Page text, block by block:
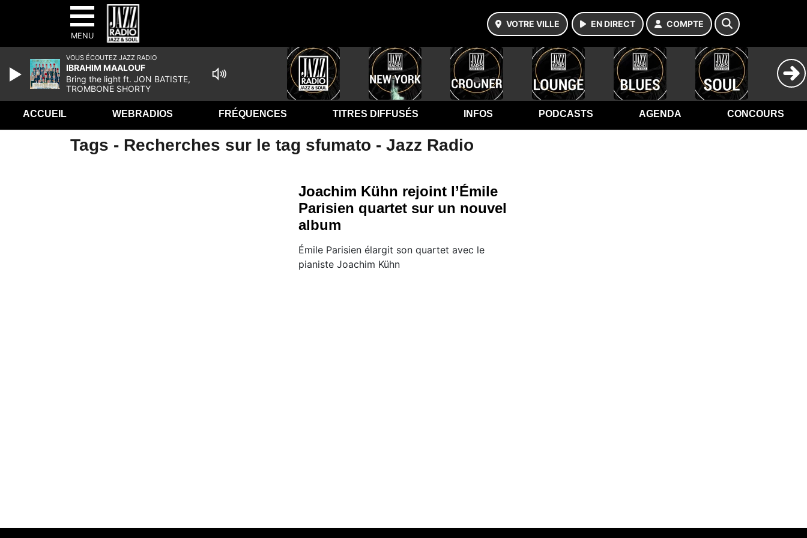
MENU
VOTRE VILLE EN DIRECT COMPTE
ACCUEIL WEBRADIOS FRÉQUENCES TITRES DIFFUSÉS INFOS PODCASTS AGENDA CONCOURS
Tags - Recherches sur le tag sfumato - Jazz Radio
Joachim Kühn rejoint l’Émile
Parisien quartet sur un nouvel
album
Émile Parisien élargit son quartet avec le
pianiste Joachim Kühn
VOUS ÉCOUTEZ JAZZ RADIO
IBRAHIM MAALOUF
Bring the light ft. JON BATISTE,
TROMBONE SHORTY